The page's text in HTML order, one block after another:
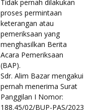
Tidak pernah dilakukan
proses permintaan
keterangan atau
pemeriksaan yang
menghasilkan Berita
Acara Pemeriksaan
(BAP).
Sdr. Alim Bazar mengakui
pernah menerima Surat
Panggilan I Nomor:
188.45/02/BUP-PAS/2023